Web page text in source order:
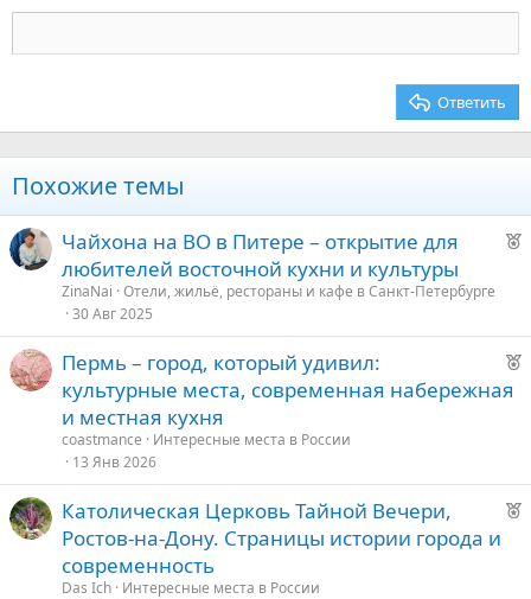
18
22
Tahoma
Times New Roman
Заголовок 3
Ответить
Похожие темы
Р
е
Чайхона на ВО в Питере – открытие для
любителей восточной кухни и культуры
ZinaNai Отели, жильё, рестораны и кафе в Санкт-Петербурге
30 Авг 2025
Р
е
н
Пермь – город, который удивил:
культурные места, современная набережная
и местная кухня
coastmance
Интересные места в России
13 Янв 2026
Р
Католическая Церковь Тайной Вечери,
Ростов-на-Дону. Страницы истории города и
современность
Das Ich Интересные места в России